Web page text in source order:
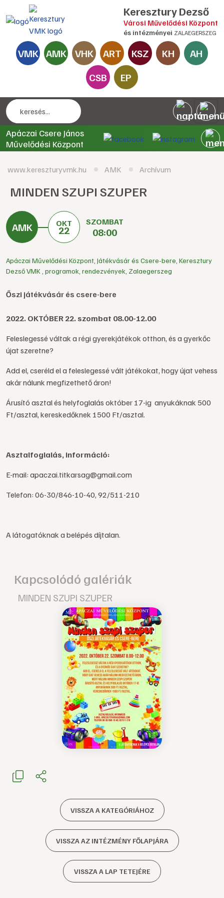
Keresztury Dezső
Városi Művelődési Központ
és intézményei ZALAEGERSZEG
VMK AMK VHK ART KSZ KH
AH
CSB
EP
Apáczai Csere János
Művelődési Központ
www.kereszturyvmk.hu AMK Archívum
MINDEN SZUPI SZUPER
OKT
22
SZOMBAT
08:00
Apáczai Művelődési Központ Játékvásár és Csere-bere Keresztury
Dezső VMK programok rendezvények Zalaegerszeg
Őszi játékvásár és csere-bere
2022. OKTÓBER 22. szombat 08.00-12.00
Feleslegessé váltak a régi gyerekjátékok otthon, és a gyerkőc
újat szeretne?
Add el, cseréld el a feleslegessé vált játékokat, hogy újat vehess
akár nálunk megfizethető áron!
Árusító asztal és helyfoglalás október 17-ig anyukáknak 500
Ft/asztal, kereskedőknek 1500 Ft/asztal.
Asztalfoglalás, információ:
E-mail: apaczai.titkarsag@gmail.com
Telefon: 06-30/846-10-40, 92/511-210
A látogatóknak a belépés díjtalan.
Kapcsolódó galériák
MINDEN SZUPI SZUPER
VISSZA A KATEGÓRIÁHOZ
VISSZA AZ INTÉZMÉNY FŐLAPJÁRA
VISSZA A LAP TETEJÉRE